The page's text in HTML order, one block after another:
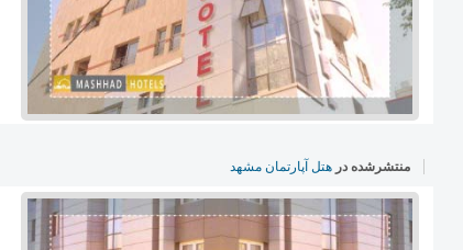
منتشرشده در هتل آپارتمان مشهد